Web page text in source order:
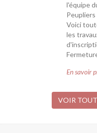
l'équipe
Voici
les
En savoir
VOIR